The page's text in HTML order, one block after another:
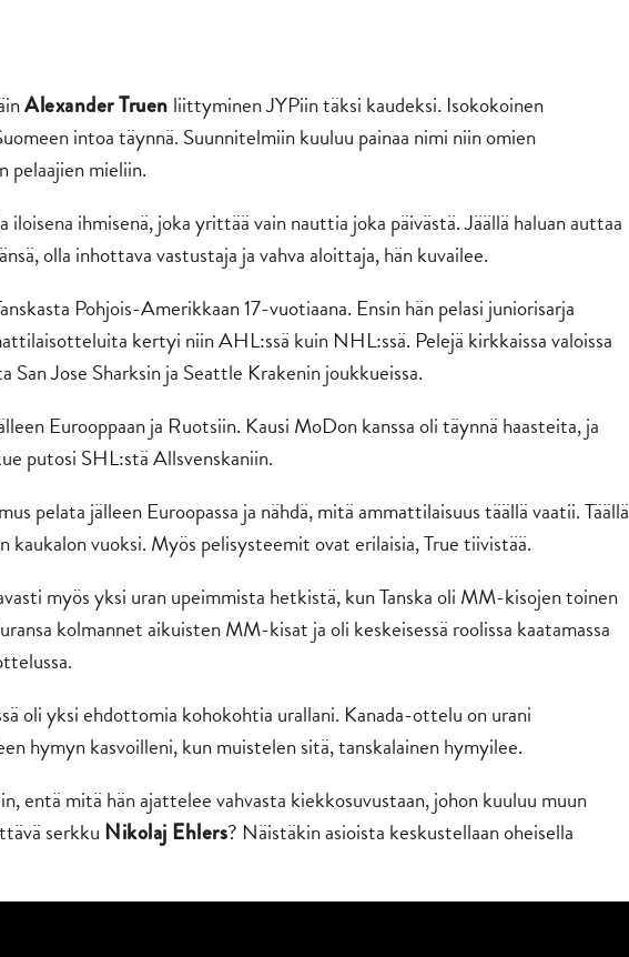
Alexander Truen liittyminen JYPiin täksi kaudeksi. Isokokoinen
intoa täynnä. Suunnitelmiin kuuluu painaa nimi niin omien
pelaajien mieliin.
iloisena ihmisenä, joka yrittää vain nauttia joka päivästä. Jäällä haluan auttaa
olla inhottava vastustaja ja vahva aloittaja, hän kuvailee.
Pohjois-Amerikkaan 17-vuotiaana. Ensin hän pelasi juniorisarja
kertyi niin AHL:ssä kuin NHL:ssä. Pelejä kirkkaissa valoissa
Jose Sharksin ja Seattle Krakenin joukkueissa.
Eurooppaan ja Ruotsiin. Kausi MoDon kanssa oli täynnä haasteita, ja
putosi SHL:stä Allsvenskaniin.
pelata jälleen Euroopassa ja nähdä, mitä ammattilaisuus täällä vaatii. Täällä
kaukalon vuoksi. Myös pelisysteemit ovat erilaisia, True tiivistää.
myös yksi uran upeimmista hetkistä, kun Tanska oli MM-kisojen toinen
kolmannet aikuisten MM-kisat ja oli keskeisessä roolissa kaatamassa
oli yksi ehdottomia kohokohtia urallani. Kanada-ottelu on urani
hymyn kasvoilleni, kun muistelen sitä, tanskalainen hymyilee.
entä mitä hän ajattelee vahvasta kiekkosuvustaan, johon kuuluu muun
serkku Nikolaj Ehlers? Näistäkin asioista keskustellaan oheisella